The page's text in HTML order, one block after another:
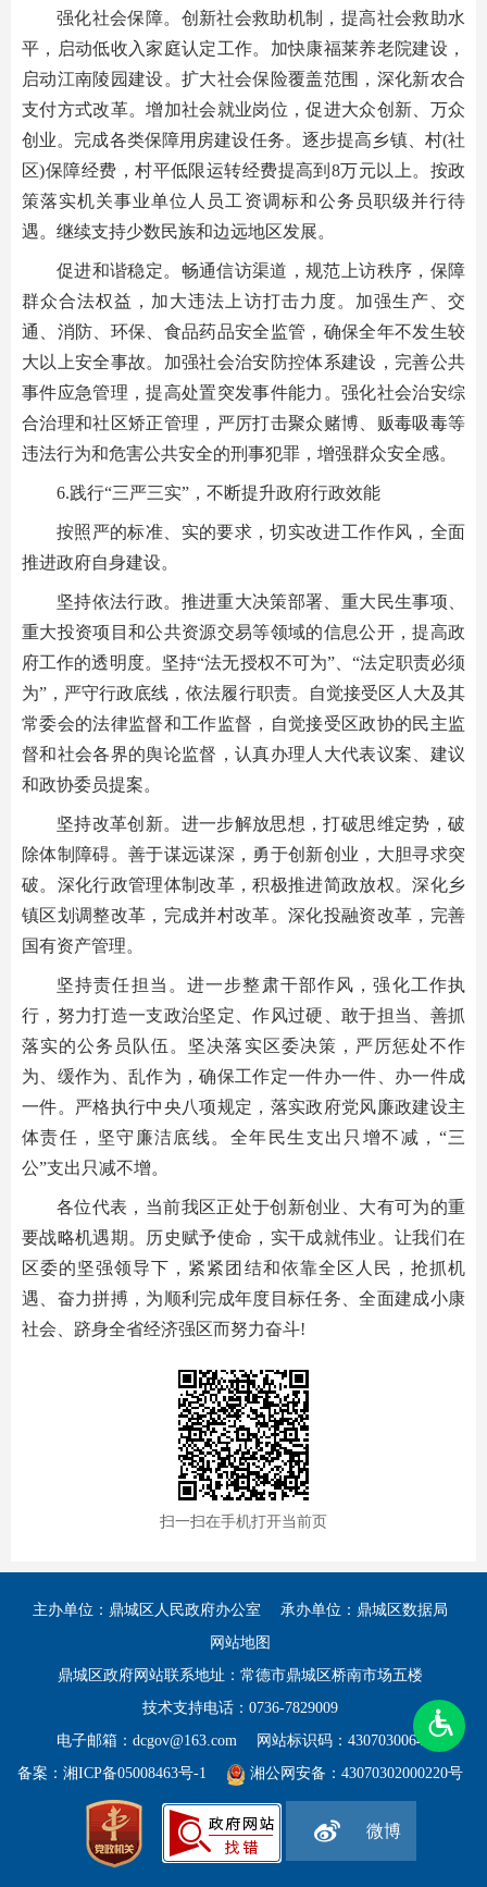
强化社会保障。创新社会救助机制，提高社会救助水
平，启动低收入家庭认定工作。加快康福莱养老院建设，
启动江南陵园建设。扩大社会保险覆盖范围，深化新农合
支付方式改革。增加社会就业岗位，促进大众创新、万众
创业。完成各类保障用房建设任务。逐步提高乡镇、村(社
区)保障经费，村平低限运转经费提高到8万元以上。按政
策落实机关事业单位人员工资调标和公务员职级并行待
遇。继续支持少数民族和边远地区发展。
促进和谐稳定。畅通信访渠道，规范上访秩序，保障
群众合法权益，加大违法上访打击力度。加强生产、交
通、消防、环保、食品药品安全监管，确保全年不发生较
大以上安全事故。加强社会治安防控体系建设，完善公共
事件应急管理，提高处置突发事件能力。强化社会治安综
合治理和社区矫正管理，严厉打击聚众赌博、贩毒吸毒等
违法行为和危害公共安全的刑事犯罪，增强群众安全感。
6.践行“三严三实”，不断提升政府行政效能
按照严的标准、实的要求，切实改进工作作风，全面
推进政府自身建设。
坚持依法行政。推进重大决策部署、重大民生事项、
重大投资项目和公共资源交易等领域的信息公开，提高政
府工作的透明度。坚持“法无授权不可为”、“法定职责必须
为”，严守行政底线，依法履行职责。自觉接受区人大及其
常委会的法律监督和工作监督，自觉接受区政协的民主监
督和社会各界的舆论监督，认真办理人大代表议案、建议
和政协委员提案。
坚持改革创新。进一步解放思想，打破思维定势，破
除体制障碍。善于谋远谋深，勇于创新创业，大胆寻求突
破。深化行政管理体制改革，积极推进简政放权。深化乡
镇区划调整改革，完成并村改革。深化投融资改革，完善
国有资产管理。
坚持责任担当。进一步整肃干部作风，强化工作执
行，努力打造一支政治坚定、作风过硬、敢于担当、善抓
落实的公务员队伍。坚决落实区委决策，严厉惩处不作
为、缓作为、乱作为，确保工作定一件办一件、办一件成
一件。严格执行中央八项规定，落实政府党风廉政建设主
体责任，坚守廉洁底线。全年民生支出只增不减，“三
公”支出只减不增。
各位代表，当前我区正处于创新创业、大有可为的重
要战略机遇期。历史赋予使命，实干成就伟业。让我们在
区委的坚强领导下，紧紧团结和依靠全区人民，抢抓机
遇、奋力拼搏，为顺利完成年度目标任务、全面建成小康
社会、跻身全省经济强区而努力奋斗!
扫一扫在手机打开当前页
主办单位：鼎城区人民政府办公室
承办单位：鼎城区数据局
网站地图
鼎城区政府网站联系地址：常德市鼎城区桥南市场五楼
技术支持电话：0736-7829009
电子邮箱：dcgov@163.com
网站标识码：4307030064
备案： 湘ICP备05008463号-1 湘公网安备：43070302000220号
微博